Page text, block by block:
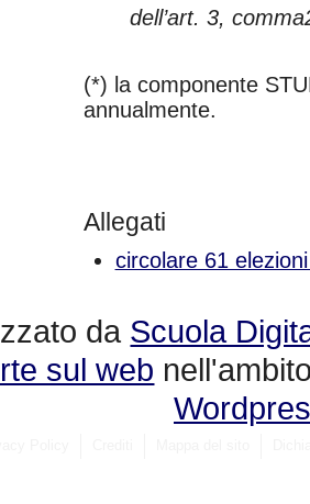
dell’art. 3,
(*) la componente
annualmente.
Allegati
circolare 61
da Scuola
sul web